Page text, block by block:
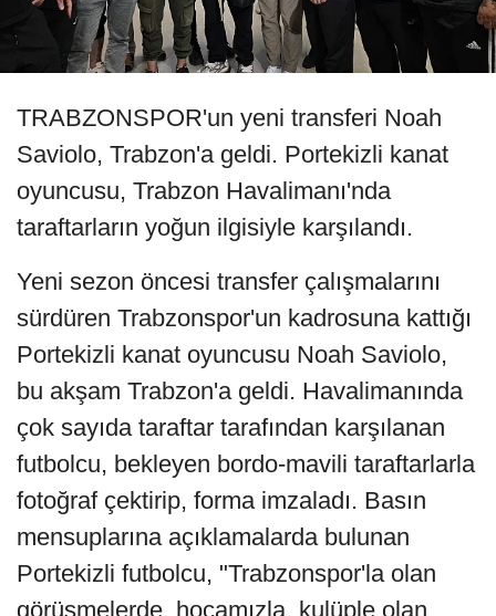
TRABZONSPOR'un yeni transferi Noah
Saviolo, Trabzon'a geldi. Portekizli kanat
oyuncusu, Trabzon Havalimanı'nda
taraftarların yoğun ilgisiyle karşılandı.
Yeni sezon öncesi transfer çalışmalarını
sürdüren Trabzonspor'un kadrosuna kattığı
Portekizli kanat oyuncusu Noah Saviolo,
bu akşam Trabzon'a geldi. Havalimanında
çok sayıda taraftar tarafından karşılanan
futbolcu, bekleyen bordo-mavili taraftarlarla
fotoğraf çektirip, forma imzaladı. Basın
mensuplarına açıklamalarda bulunan
Portekizli futbolcu, "Trabzonspor'la olan
görüşmelerde, hocamızla, kulüple olan